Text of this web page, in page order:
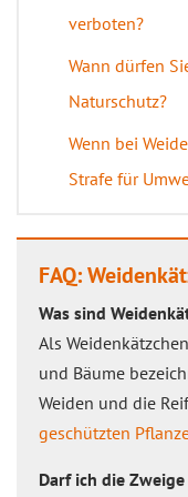
verboten?
Wann dürfen
Naturschutz?
Wenn bei
Strafe für
FAQ:
Was sind
Als
und Bäume
Weiden und die
geschützten
Darf ich die